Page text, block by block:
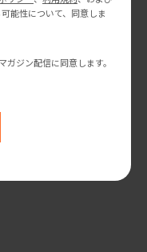
実施するために、入
クト設定など、資産
ングします。その上